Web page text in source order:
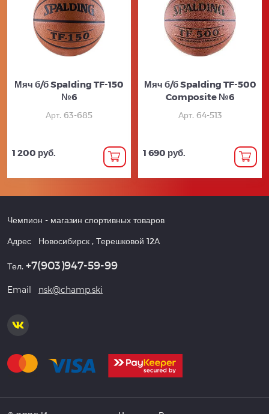
Мяч б/б Spalding TF-150
№6
Арт. 63-685
1 200 руб.
Мяч б/б Spalding TF-500
Composite №6
Арт. 64-513
1 690 руб.
Чемпион - магазин спортивных товаров
Адрес Новосибирск , Терешковой 12А
Тел. +7(903)947-59-99
Email nsk@champ.ski